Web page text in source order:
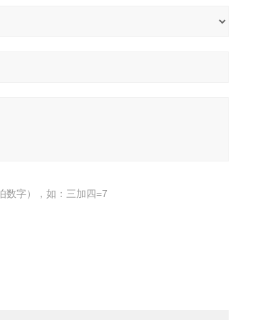
数字），如：三加四=7